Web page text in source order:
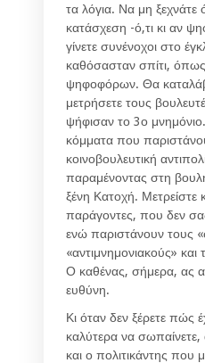
τα λόγια. Να μη ξεχνάτε
κατάσχεση -ό,τι κι αν
γίνετε συνένοχοι στο
καθόσασταν σπίτι,
ψηφοφόρων. Θα
μετρήσετε τους
ψήφισαν το 3ο
κόμματα που
κοινοβουλευτική
παραμένοντας στη
ξένη Κατοχή. Μετρείστε
παράγοντες, που δεν
ενώ παριστάνουν τους
«αντιμνημονιακούς» και
Ο καθένας, σήμερα, ας
ευθύνη.
Κι όταν δεν ξέρετε πώς
καλύτερα να σωπαίνετε,
και ο πολιτικάντης που